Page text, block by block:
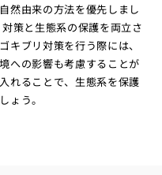
然由来の方法を優先しまし
策と生態系の保護を両立さ
キブリ対策を行う際には、
への影響も考慮することが
れることで、生態系を保護
ょう。